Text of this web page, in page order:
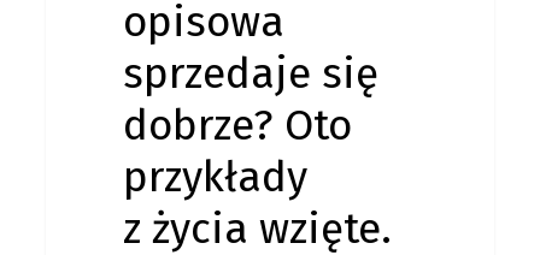
opisowa
sprzedaje się
dobrze? Oto
przykłady
z życia wzięte.